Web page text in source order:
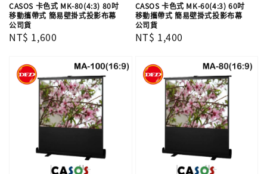
CASOS 卡色式 MK-80(4:3) 80吋
移動攜帶式 簡易壁掛式投影布幕
公司貨
Regular
NT$ 1,600
CASOS 卡色式 MK-60(4:3) 60吋
移動攜帶式 簡易壁掛式投影布幕
公司貨
Regular
NT$ 1,400